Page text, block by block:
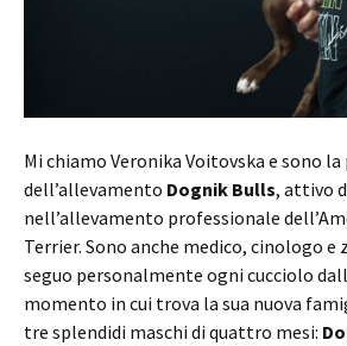
Mi chiamo Veronika Voitovska e sono
dell’allevamento Dognik Bulls, attivo
nell’allevamento professionale
Terrier. Sono anche medico, cinologo e
seguo personalmente ogni cucciolo
momento in cui trova la sua nuova
tre splendidi maschi di quattro mesi: